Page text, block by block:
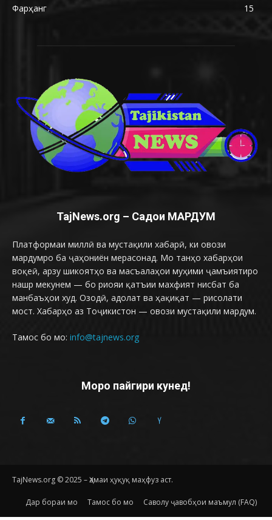
Фарҳанг
15
TajNews.org – Садои МАРДУМ
Платформаи миллӣ ва мустақили хабарӣ, ки овози
мардумро ба ҷаҳониён мерасонад. Мо танҳо хабарҳои
воқеӣ, арзу шикоятҳо ва масъалаҳои муҳими ҷамъиятиро
нашр мекунем — бо риояи қатъии махфият нисбат ба
манбаъҳои худ. Озодӣ, адолат ва ҳақиқат — рисолати
мост. Хабарҳо аз Тоҷикистон — овози мустақили мардум.
Тамос бо мо: info@tajnews.org
Моро пайгири кунед!
TajNews.org © 2025 – Ҳамаи ҳуқуқ маҳфуз аст.
Дар бораи мо Тамос бо мо Саволу ҷавобҳои маъмул (FAQ)